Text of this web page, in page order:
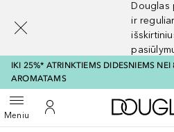
Douglas
ir
IKI 25%* ATRINKTIEMS DIDESNIEMS NEI
AROMATAMS
MeniuAtidaryti meniuĮ mano paskyrą
Grįžk atgal
Vykdykite paiešką
[navigation.slideout.screenreader]